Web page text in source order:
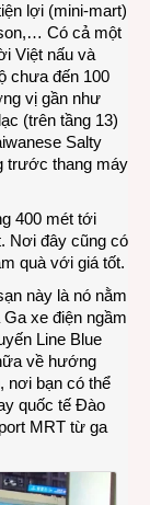
ở
Đài
lợi (mini-mart)
Có cả một
Việt nấu và
chưa đến 100
vị gần như
(trên tầng 13)
Salty
trước thang máy
400 mét tới
Nơi đây cũng có
quà với giá tốt.
này là nó nằm
xe điện ngầm
Line Blue
về hướng
nơi bạn có thể
quốc tế Đào
MRT từ ga